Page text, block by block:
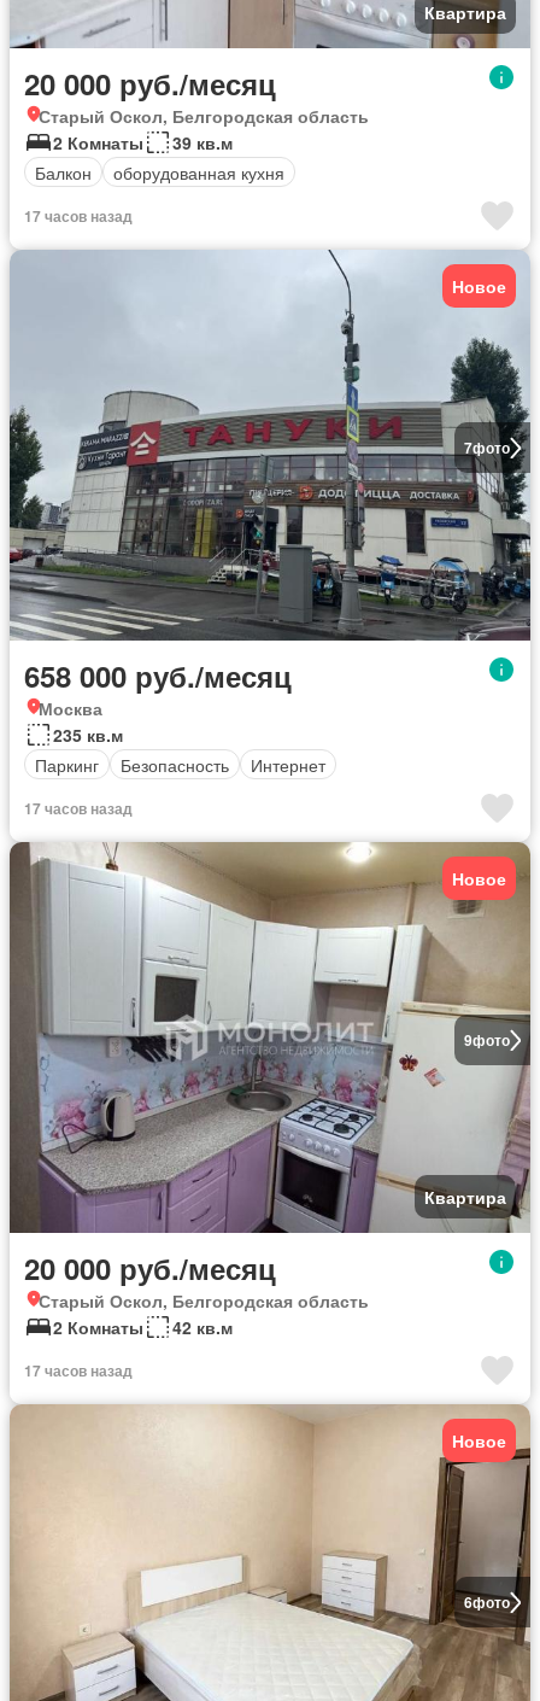
Квартира
20 000 руб./месяц
Старый Оскол, Белгородская область
2 Комнаты
39 кв.м
Балкон
оборудованная кухня
17 часов назад
7фото
Новое
658 000 руб./месяц
Москва
235 кв.м
Паркинг
Безопасность Интернет
17 часов назад
9фото
Новое
Квартира
20 000 руб./месяц
Старый Оскол, Белгородская область
2 Комнаты
42 кв.м
17 часов назад
6фото
Новое